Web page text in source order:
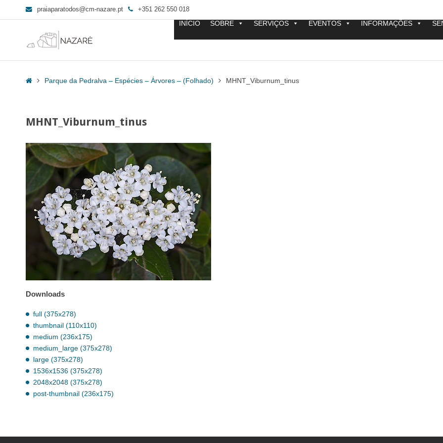
praiaparatodos@cm-nazare.pt +351 262 550 018
INÍCIO SOBRE SERVIÇOS EVENTOS INFORMAÇÕES
HomeParque da Pedralva – Espécies – Árvores – (Folhado) MHNT_Viburnum_tinus
MHNT_Viburnum_tinus
Downloads
full (375x278)
thumbnail (110x110)
medium (236x175)
medium_large (375x278)
large (375x278)
1536x1536 (375x278)
2048x2048 (375x278)
post-thumbnail (236x175)